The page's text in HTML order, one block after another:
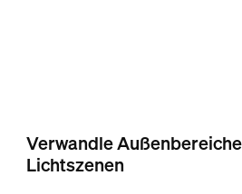
Verwandle
Lichtszenen